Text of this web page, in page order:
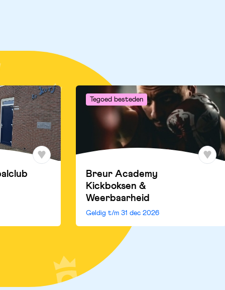
Tegoed besteden
Breur Academy
Kickboksen &
Weerbaarheid
Geldig t/m 31 dec 2026